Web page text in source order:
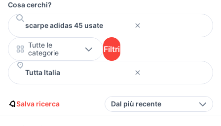
Cosa cerchi?
Tutte le
categorie
Filtri
Salva ricerca Dal più recente